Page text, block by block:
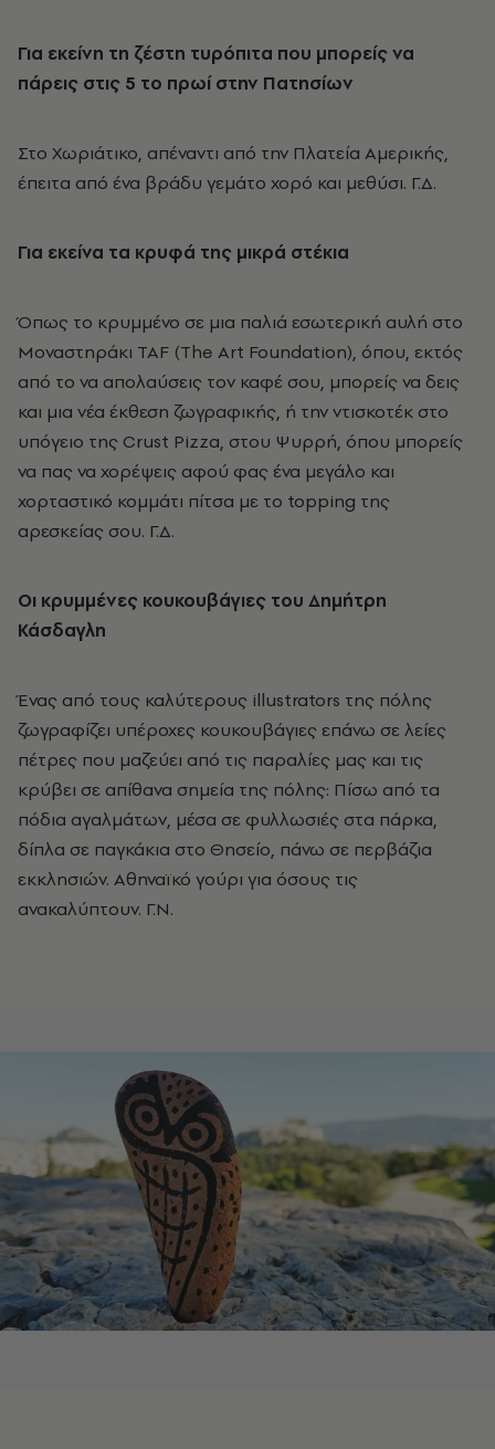
Για εκείνη τη ζέστη τυρόπιτα που μπορείς να
πάρεις στις 5 το πρωί στην Πατησίων
Στο Χωριάτικο, απέναντι από την Πλατεία Αμερικής,
έπειτα από ένα βράδυ γεμάτο χορό και μεθύσι. Γ.Δ.
Για εκείνα τα κρυφά της μικρά στέκια
Όπως το κρυμμένο σε μια παλιά εσωτερική αυλή στο
Μοναστηράκι TAF (The Art Foundation), όπου, εκτός
από το να απολαύσεις τον καφέ σου, μπορείς να δεις
και μια νέα έκθεση ζωγραφικής, ή την ντισκοτέκ στο
υπόγειο της Crust Pizza, στου Ψυρρή, όπου μπορείς
να πας να χορέψεις αφού φας ένα μεγάλο και
χορταστικό κομμάτι πίτσα με το topping της
αρεσκείας σου. Γ.Δ.
Οι κρυμμένες κουκουβάγιες του Δημήτρη
Κάσδαγλη
Ένας από τους καλύτερους illustrators της πόλης
ζωγραφίζει υπέροχες κουκουβάγιες επάνω σε λείες
πέτρες που μαζεύει από τις παραλίες μας και τις
κρύβει σε απίθανα σημεία της πόλης: Πίσω από τα
πόδια αγαλμάτων, μέσα σε φυλλωσιές στα πάρκα,
δίπλα σε παγκάκια στο Θησείο, πάνω σε περβάζια
εκκλησιών. Αθηναϊκό γούρι για όσους τις
ανακαλύπτουν. Γ.Ν.